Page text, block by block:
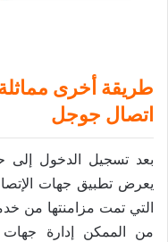
طريقة أخرى
اتصال جوجل
بعد تسجيل الدخول